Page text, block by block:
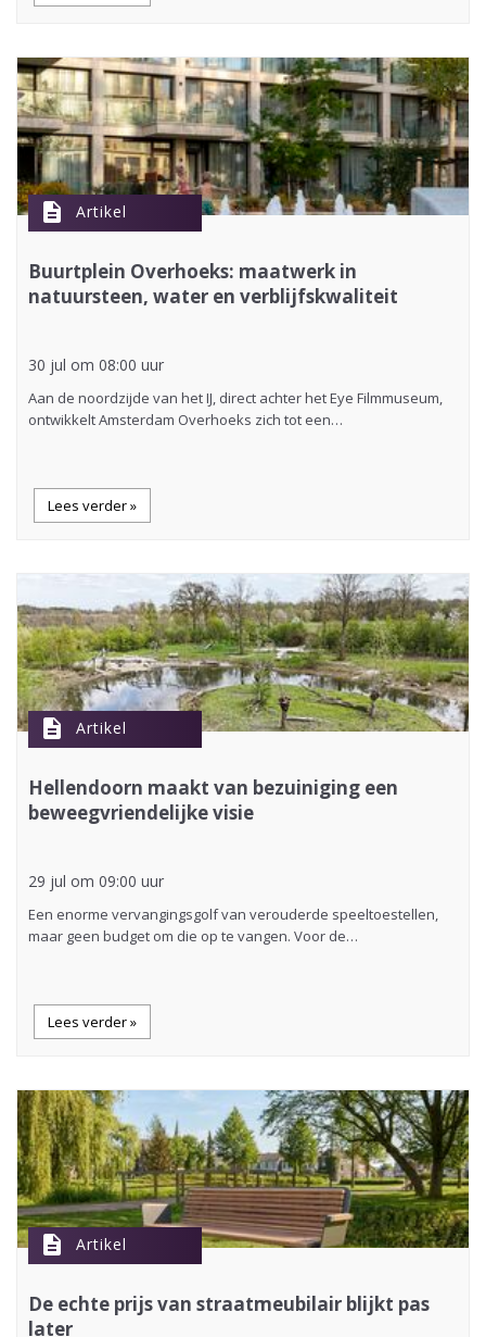
description Artikel
Buurtplein Overhoeks: maatwerk in
natuursteen, water en verblijfskwaliteit
30 jul om 08:00 uur
Aan de noordzijde van het IJ, direct achter het Eye Filmmuseum,
ontwikkelt Amsterdam Overhoeks zich tot een…
Lees verder »
description Artikel
Hellendoorn maakt van bezuiniging een
beweegvriendelijke visie
29 jul om 09:00 uur
Een enorme vervangingsgolf van verouderde speeltoestellen,
maar geen budget om die op te vangen. Voor de…
Lees verder »
description Artikel
De echte prijs van straatmeubilair blijkt pas
later